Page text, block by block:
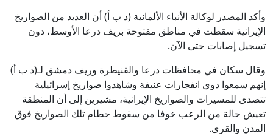
وأكد المصدر لوكالة الأنباء الألمانية (د ب أ) أن العديد من الصواريخ
الإيرانية سقطت في مناطق مفتوحة بريف درعا الأوسط، دون
تسجيل إصابات حتى الآن.
وقال سكان في محافظات درعا والقنيطرة وريف دمشق لـ(د ب أ)
إنهم سمعوا دوي انفجارات عنيفة وشاهدوا صواريخ إسرائيلية
تتصدى للمسيرات والصواريخ الإيرانية، مشيرين إلى أن المنطقة
تعيش حالة من الرعب خوفا من سقوط حطام تلك الصواريخ فوق
المدن والقرى.